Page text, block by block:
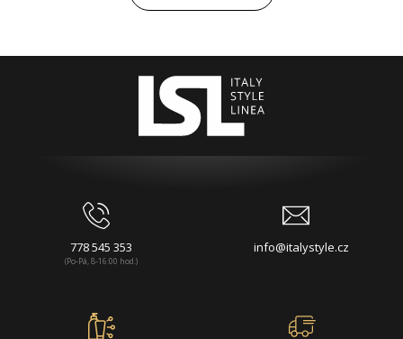
778 545 353
(Po-Pá, 8-16:00 hod.)
info@italystyle.cz